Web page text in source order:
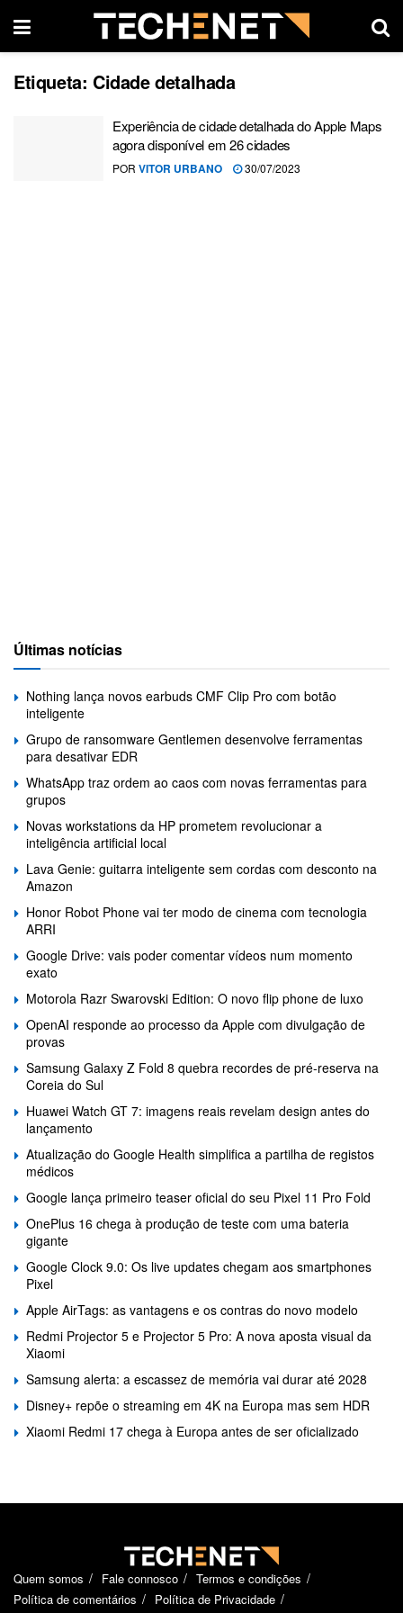
Etiqueta: Cidade detalhada
Experiência de cidade detalhada do Apple Maps
agora disponível em 26 cidades
POR VITOR URBANO 30/07/2023
Últimas notícias
Nothing lança novos earbuds CMF Clip Pro com botão
inteligente
Grupo de ransomware Gentlemen desenvolve ferramentas
para desativar EDR
WhatsApp traz ordem ao caos com novas ferramentas para
grupos
Novas workstations da HP prometem revolucionar a
inteligência artificial local
Lava Genie: guitarra inteligente sem cordas com desconto na
Amazon
Honor Robot Phone vai ter modo de cinema com tecnologia
ARRI
Google Drive: vais poder comentar vídeos num momento
exato
Motorola Razr Swarovski Edition: O novo flip phone de luxo
OpenAI responde ao processo da Apple com divulgação de
provas
Samsung Galaxy Z Fold 8 quebra recordes de pré-reserva na
Coreia do Sul
Huawei Watch GT 7: imagens reais revelam design antes do
lançamento
Atualização do Google Health simplifica a partilha de registos
médicos
Google lança primeiro teaser oficial do seu Pixel 11 Pro Fold
OnePlus 16 chega à produção de teste com uma bateria
gigante
Google Clock 9.0: Os live updates chegam aos smartphones
Pixel
Apple AirTags: as vantagens e os contras do novo modelo
Redmi Projector 5 e Projector 5 Pro: A nova aposta visual da
Xiaomi
Samsung alerta: a escassez de memória vai durar até 2028
Disney+ repõe o streaming em 4K na Europa mas sem HDR
Xiaomi Redmi 17 chega à Europa antes de ser oficializado
Quem somos Fale connosco
Termos e condições
Política de comentários
Política de Privacidade